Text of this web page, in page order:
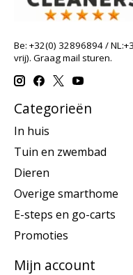
Be: +32(0) 32896894 /
vrij). Graag mail sturen.
Categorieën
In huis
Tuin en zwembad
Dieren
Overige smarthome
E-steps en go-carts
Promoties
Mijn account